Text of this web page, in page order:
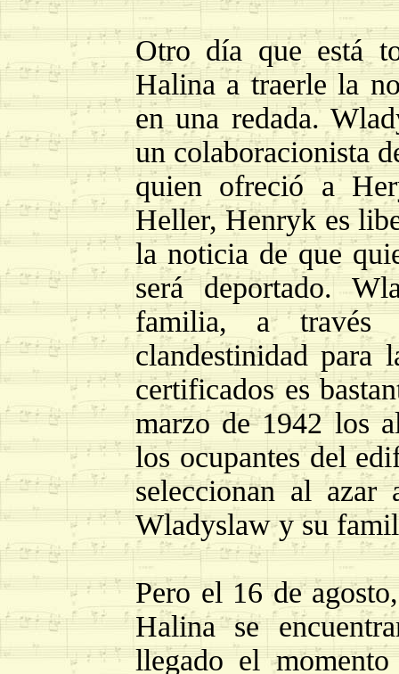
Otro día que está
Halina a traerle la
en una redada.
un colaboracionista
quien ofreció a
Heller, Henryk es
la noticia de que
será deportado.
familia, a través
clandestinidad para
certificados es
marzo de 1942 los
los ocupantes del
seleccionan al azar
Wladyslaw y su
Pero el 16 de
Halina se
llegado el